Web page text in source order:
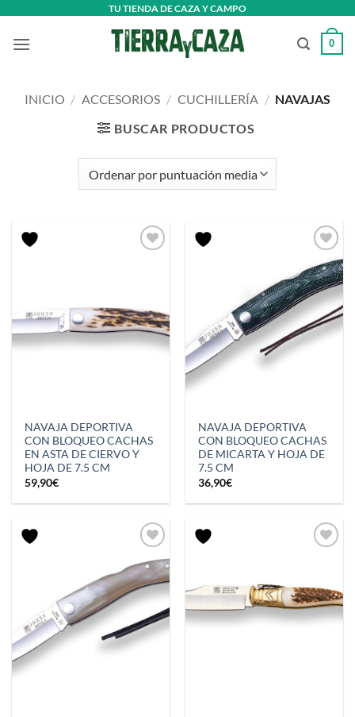
contenido
TU TIENDA DE CAZA Y CAMPO
0
INICIO / ACCESORIOS / CUCHILLERÍA / NAVAJAS
BUSCAR PRODUCTOS
NAVAJA DEPORTIVA
CON BLOQUEO CACHAS
EN ASTA DE CIERVO Y
HOJA DE 7.5 CM
59,90€
NAVAJA DEPORTIVA
CON BLOQUEO CACHAS
DE MICARTA Y HOJA DE
7.5 CM
36,90€